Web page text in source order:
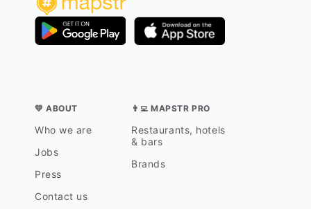
💛 ABOUT
Who we are
Jobs
Press
Contact us
👨‍💻 MAPSTR PRO
Restaurants, hotels
& bars
Brands